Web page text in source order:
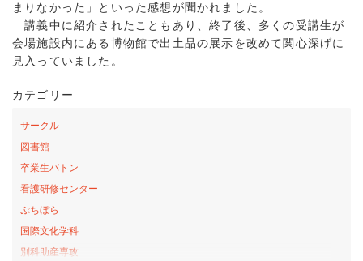
カテゴリー
サークル
図書館
卒業生バトン
看護研修センター
ぷちぼら
国際文化学科
別科助産専攻
まりなかった」といった感想が聞かれました。
講義中に紹介されたこともあり、終了後、多くの受講生が
会場施設内にある博物館で出土品の展示を改めて関心深げに
見入っていました。